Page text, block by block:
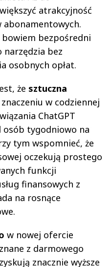
atrakcyjność
abonamentowych.
bezpośredni
bez
osobnych opłat.
że sztuczna
w codziennej
ChatGPT
tygodniowo na
tym wspomnieć, że
oczekują prostego
funkcji
finansowych z
na rosnące
w nowej ofercie
z darmowego
znacznie wyższe